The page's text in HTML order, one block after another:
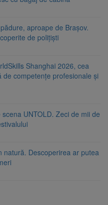
aproape de Brașov.
de polițiști
Shanghai 2026, cea
competențe profesionale și
UNTOLD. Zeci de mii de
natură. Descoperirea ar putea